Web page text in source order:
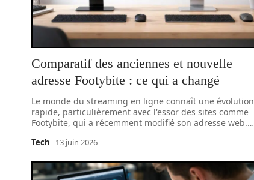
Comparatif des anciennes et nouvelle
adresse Footybite : ce qui a changé
Le monde du streaming en ligne connaît une évolution
rapide, particulièrement avec l'essor des sites comme
Footybite, qui a récemment modifié son adresse web.…
Tech 13 juin 2026